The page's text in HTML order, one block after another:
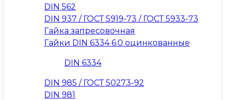
DIN 562
DIN 937 / ГОСТ 5919-73 / ГОСТ 5933-73
Гайка запресовочная
Гайки DIN 6334 6.0 оцинкованные
DIN 6334
DIN 985 / ГОСТ 50273-92
DIN 981